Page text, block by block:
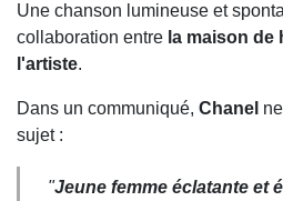
Une chanson lumineuse et
collaboration entre la maison de
l'artiste.
Dans un communiqué, Chanel
sujet :
"Jeune femme éclatante et